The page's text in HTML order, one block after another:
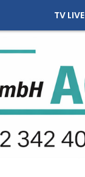
TV LIVE